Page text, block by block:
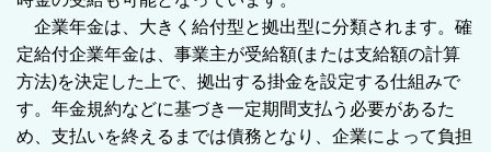
企業年金は、大きく給付型と拠出型に分類されます。確
定給付企業年金は、事業主が受給額(または支給額の計算
方法)を決定した上で、拠出する掛金を設定する仕組みで
す。年金規約などに基づき一定期間支払う必要があるた
め、支払いを終えるまでは債務となり、企業によって負担